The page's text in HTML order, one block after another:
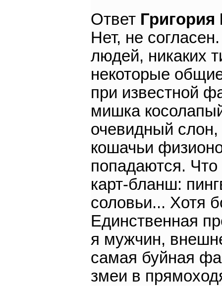
Ответ
Нет, не
людей, никаких
некоторые
при известной
мишка
очевидный
кошачьи
попадаются. Что
карт-бланш:
соловьи... Хотя
Единственная
я мужчин,
самая буйная
змеи в